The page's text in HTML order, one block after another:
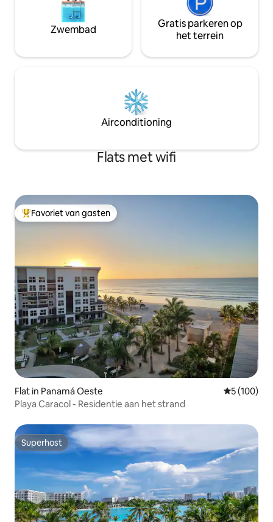
Zwembad
Gratis parkeren op
het terrein
Airconditioning
Flats met wifi
Topfavoriet van gasten
Favoriet van gasten
Flat in Panamá Oeste
5 (100)
Playa Caracol - Residentie aan het strand
Superhost
Superhost